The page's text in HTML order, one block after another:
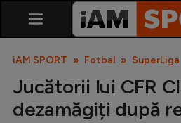
iAM SPORT Fotbal SuperLiga
Jucătorii lui CFR
dezamăgiți după